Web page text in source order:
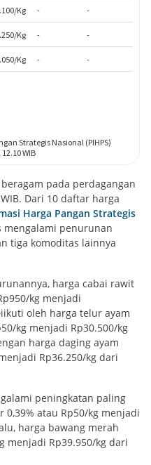
pada perdagangan
Dari 10 daftar harga
Harga Pangan Strategis
mengalami penurunan
tiga komoditas lainnya
harga cabai rawit
kg menjadi
oleh harga telur ayam
kg menjadi Rp30.500/kg
harga daging ayam
Rp36.250/kg dari
peningkatan paling
0,39% atau Rp50/kg menjadi
harga bawang merah
menjadi Rp39.950/kg dari